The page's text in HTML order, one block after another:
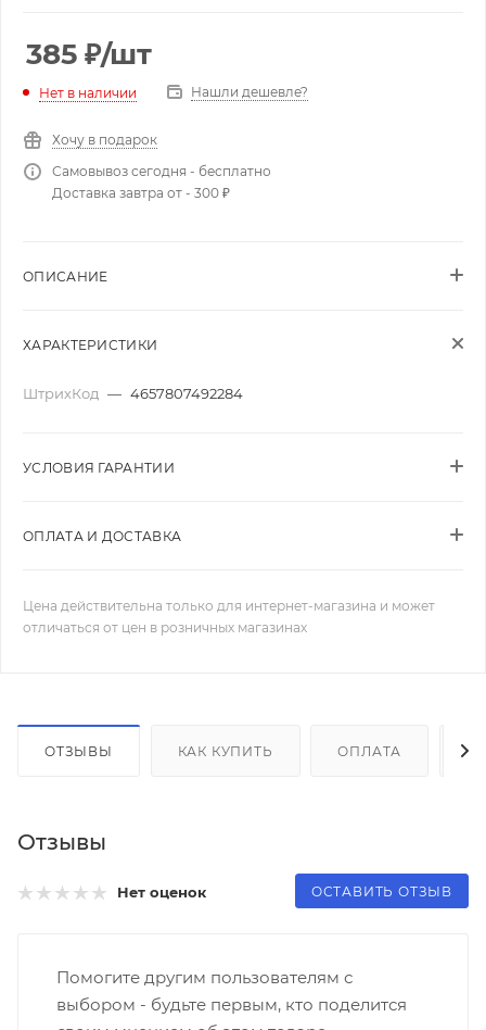
385 ₽/шт
Нет в наличии Нашли дешевле?
Хочу в подарок
Самовывоз сегодня - бесплатно
Доставка завтра от - 300 ₽
ОПИСАНИЕ
ХАРАКТЕРИСТИКИ
ШтрихКод — 4657807492284
УСЛОВИЯ ГАРАНТИИ
ОПЛАТА И ДОСТАВКА
Цена действительна только для интернет-магазина и может
отличаться от цен в розничных магазинах
ОТЗЫВЫ КАК КУПИТЬ ОПЛАТА
Отзывы
Нет оценок ОСТАВИТЬ ОТЗЫВ
Помогите другим пользователям с
выбором - будьте первым, кто поделится